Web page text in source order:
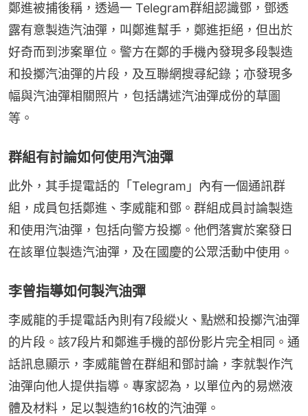
鄭進被捕後稱，透過一 Telegram群組認識鄧，鄧透
露有意製造汽油彈，叫鄭進幫手，鄭進拒絕，但出於
好奇而到涉案單位。警方在鄭的手機內發現多段製造
和投擲汽油彈的片段，及互聯網搜尋紀錄；亦發現多
幅與汽油彈相關照片，包括講述汽油彈成份的草圖
等。
群組有討論如何使用汽油彈
此外，其手提電話的「Telegram」內有一個通訊群
組，成員包括鄭進、李威龍和鄧。群組成員討論製造
和使用汽油彈，包括向警方投擲。他們落實於案發日
在該單位製造汽油彈，及在國慶的公眾活動中使用。
李曾指導如何製汽油彈
李威龍的手提電話內則有7段縱火、點燃和投擲汽油彈
的片段。該7段片和鄭進手機的部份影片完全相同。通
話訊息顯示，李威龍曾在群組和鄧討論，李就製作汽
油彈向他人提供指導。專家認為，以單位內的易燃液
體及材料，足以製造約16枚的汽油彈。